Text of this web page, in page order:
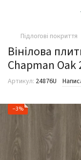
Підлогові покриття
Вінілова
Chapman Oak
Артикул: 24876U
−3%